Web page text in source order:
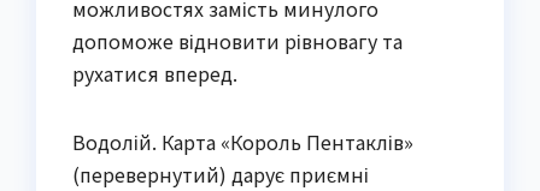
можливостях замість минулого
допоможе відновити рівновагу та
рухатися вперед.
Водолій. Карта «Король Пентаклів»
(перевернутий) дарує приємні